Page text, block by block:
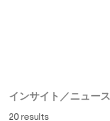
インサイト／ニュース
20 results